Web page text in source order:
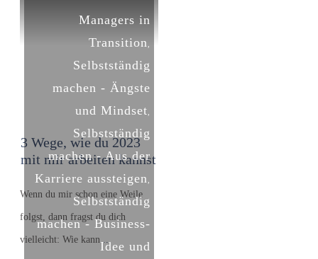
Managers in
Transition
Selbstständig
machen - Ängste
und Mindset
Selbstständig
machen - Aus der
Karriere aussteigen
Selbstständig
machen - Business-
Idee und
3 Wege, wie du 2023
mit mir arbeiten kannst
Wenn du mir schon eine Weile
folgst, dann fragst du dich
vielleicht: Wie kann...